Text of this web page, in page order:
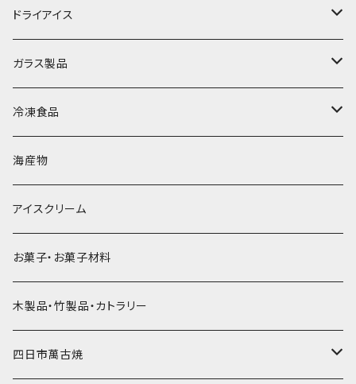
丸氷
直径70mm
直径65mm
角氷
砕氷
氷河の氷
氷アイテム
かき氷シロップ
無果汁1.8Lパック
無果汁1Lパック
無添加瓶シロップ
かき氷機・かき氷器
かき氷カップ
発泡スチロール無地-使い捨て
発泡スチロールプリント柄
かき氷スプーン・スプーンストロー
プラスチック・スプーン
プラスチック・スプーンストロー
コンデンスミルク・練乳・あんこ
かき氷セット
その他かき氷用品
ドライアイス
ドライアイス3ｋｇ
ドライアイス4ｋｇ
ドライアイス5ｋｇ
ドライアイス8ｋｇ
ドライアイス10ｋｇ
ドライアイス15ｋｇ
ドライアイス20ｋｇ
ガラス製品
オンザロック・グラス
ビール・グラス
タンブラー
かき氷器
冷凍食品
肉まん・あんまん
パスタ・スパゲッティ
惣菜
海産物
アイスクリーム
お菓子・お菓子材料
木製品・竹製品・カトラリー
四日市萬古焼